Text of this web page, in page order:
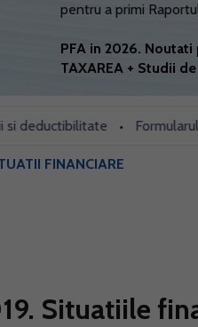
pentru a primi
PFA in 2026. Noutati
TAXAREA + Studii
• Formularul 700,
FINANCIARE
Situatiile